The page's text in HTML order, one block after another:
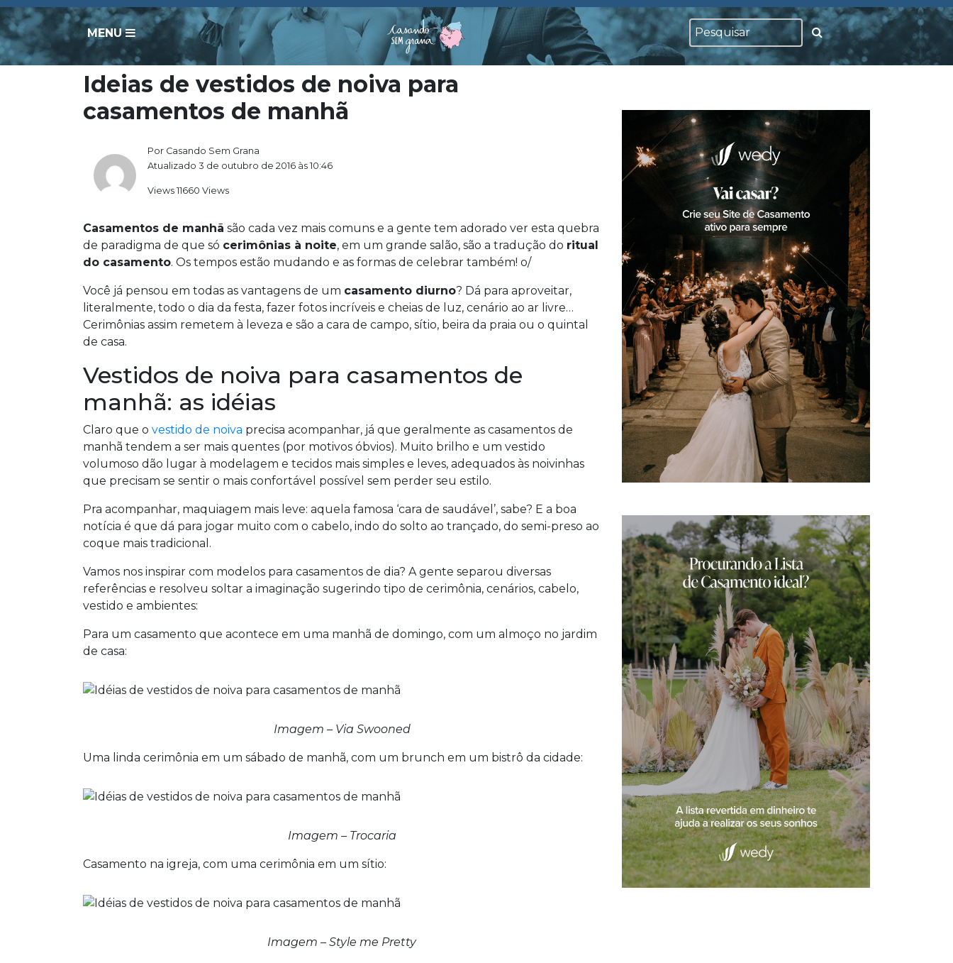
MENU
Ideias de vestidos de noiva para
casamentos de manhã
Por Casando Sem Grana
Atualizado 3 de outubro de 2016 às 10:46
Views 11660 Views
Casamentos de manhã são cada vez mais comuns e a gente tem adorado ver esta quebra
de paradigma de que só cerimônias à noite, em um grande salão, são a tradução do ritual
do casamento. Os tempos estão mudando e as formas de celebrar também! o/
Você já pensou em todas as vantagens de um casamento diurno? Dá para aproveitar,
literalmente, todo o dia da festa, fazer fotos incríveis e cheias de luz, cenário ao ar livre…
Cerimônias assim remetem à leveza e são a cara de campo, sítio, beira da praia ou o quintal
de casa.
Vestidos de noiva para casamentos de
manhã: as idéias
Claro que o vestido de noiva precisa acompanhar, já que geralmente as casamentos de
manhã tendem a ser mais quentes (por motivos óbvios). Muito brilho e um vestido
volumoso dão lugar à modelagem e tecidos mais simples e leves, adequados às noivinhas
que precisam se sentir o mais confortável possível sem perder seu estilo.
Pra acompanhar, maquiagem mais leve: aquela famosa ‘cara de saudável’, sabe? E a boa
notícia é que dá para jogar muito com o cabelo, indo do solto ao trançado, do semi-preso ao
coque mais tradicional.
Vamos nos inspirar com modelos para casamentos de dia? A gente separou diversas
referências e resolveu soltar a imaginação sugerindo tipo de cerimônia, cenários, cabelo,
vestido e ambientes:
Para um casamento que acontece em uma manhã de domingo, com um almoço no jardim
de casa:
Imagem – Via Swooned
Uma linda cerimônia em um sábado de manhã, com um brunch em um bistrô da cidade:
Imagem – Trocaria
Casamento na igreja, com uma cerimônia em um sítio:
Imagem – Style me Pretty